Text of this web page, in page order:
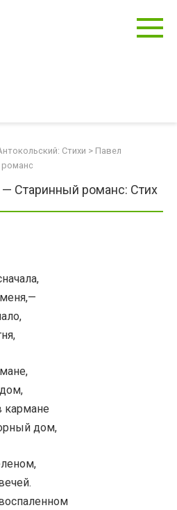
Стихи > Павел
— Старинный романс: Стих
кармане
дом,